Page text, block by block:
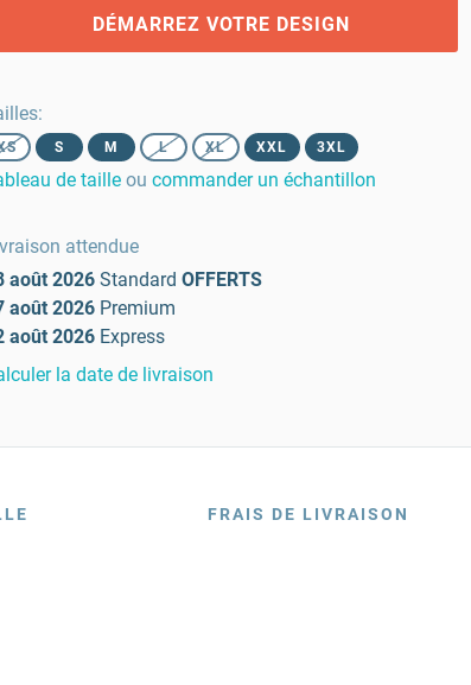
DÉMARREZ VOTRE DESIGN
:
S M L XL XXL 3XL
de taille ou commander un échantillon
attendue
août 2026 Standard OFFERTS
août 2026 Premium
août 2026 Express
la date de livraison
FRAIS DE LIVRAISON